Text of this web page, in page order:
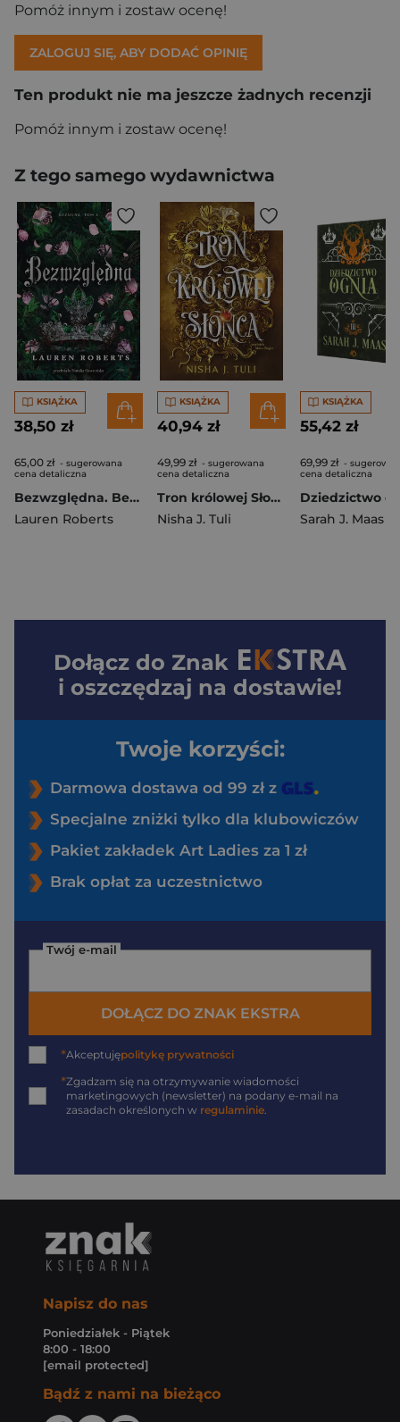
Pomóż innym i zostaw ocenę!
ZALOGUJ SIĘ, ABY DODAĆ OPINIĘ
Ten produkt nie ma jeszcze żadnych recenzji
Pomóż innym i zostaw ocenę!
Z tego samego wydawnictwa
KSIĄŻKA
38,50 zł
65,00 zł - sugerowana
cena detaliczna
Bezwzględna. Bezsilna. Tom 3 wyd. 2025
Lauren Roberts
KSIĄŻKA
40,94 zł
49,99 zł - sugerowana
cena detaliczna
Tron królowej Słońca. Artefakty Uranosa. Tom 1
Nisha J. Tuli
KSIĄŻKA
55,42 zł
69,99 zł -
cena detaliczna
Sarah J. Maas
Dołącz do Znak
i oszczędzaj na dostawie!
Twoje korzyści:
Darmowa dostawa od 99 zł z
Specjalne zniżki tylko dla klubowiczów
Pakiet zakładek Art Ladies za 1 zł
Brak opłat za uczestnictwo
Twój e-mail
DOŁĄCZ DO ZNAK EKSTRA
*Akceptujępolitykę prywatności
*Zgadzam się na otrzymywanie wiadomości
marketingowych (newsletter) na podany e-mail na
zasadach określonych w regulaminie
Napisz do nas
Poniedziałek - Piątek
8:00 - 18:00
[email protected]
Bądź z nami na bieżąco